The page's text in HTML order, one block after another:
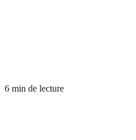
6 min de lecture